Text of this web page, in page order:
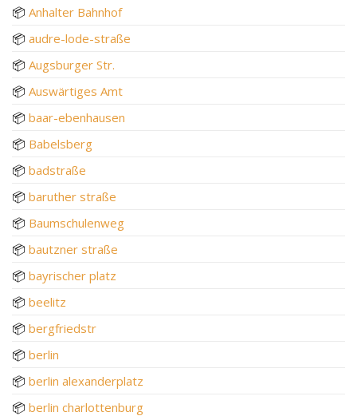
📦 Anhalter Bahnhof
📦 audre-lode-straße
📦 Augsburger Str.
📦 Auswärtiges Amt
📦 baar-ebenhausen
📦 Babelsberg
📦 badstraße
📦 baruther straße
📦 Baumschulenweg
📦 bautzner straße
📦 bayrischer platz
📦 beelitz
📦 bergfriedstr
📦 berlin
📦 berlin alexanderplatz
📦 berlin charlottenburg